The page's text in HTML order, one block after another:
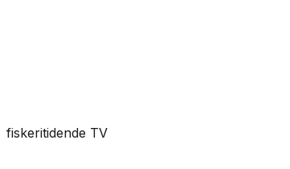
fiskeritidende TV